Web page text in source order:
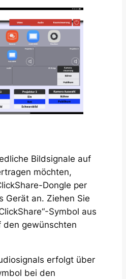
Bildsignale auf
möchten,
Dongle per
Gerät an. Ziehen Sie
Symbol aus
den gewünschten
erfolgt über
bei den